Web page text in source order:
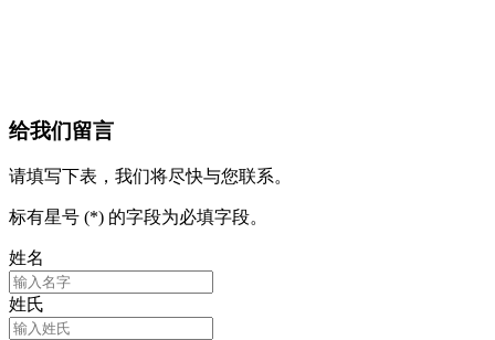
给我们留言
请填写下表，我们将尽快与您联系。
标有星号 (*) 的字段为必填字段。
姓名
姓氏